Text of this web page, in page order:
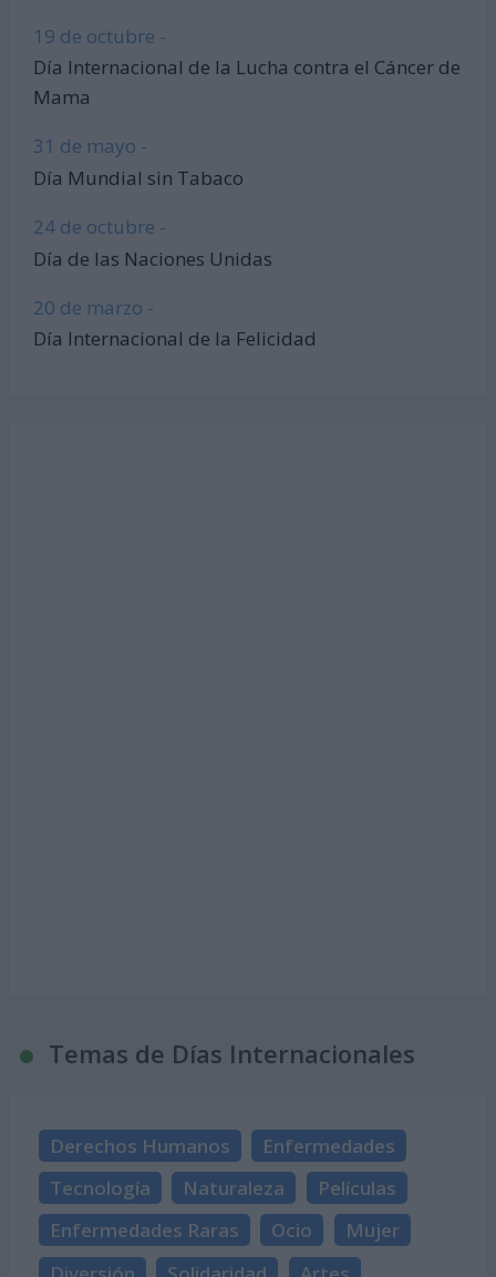
19 de octubre -
Día Internacional de la Lucha contra el Cáncer de
Mama
31 de mayo -
Día Mundial sin Tabaco
24 de octubre -
Día de las Naciones Unidas
20 de marzo -
Día Internacional de la Felicidad
Temas de Días Internacionales
Derechos Humanos
Enfermedades
Tecnología
Naturaleza
Películas
Enfermedades Raras
Ocio
Mujer